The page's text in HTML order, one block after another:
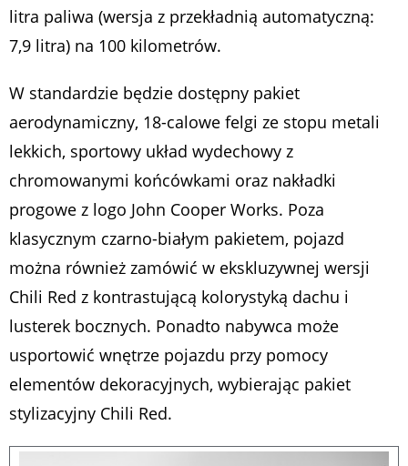
litra paliwa (wersja z przekładnią automatyczną:
7,9 litra) na 100 kilometrów.
W standardzie będzie dostępny pakiet
aerodynamiczny, 18-calowe felgi ze stopu metali
lekkich, sportowy układ wydechowy z
chromowanymi końcówkami oraz nakładki
progowe z logo John Cooper Works. Poza
klasycznym czarno-białym pakietem, pojazd
można również zamówić w ekskluzywnej wersji
Chili Red z kontrastującą kolorystyką dachu i
lusterek bocznych. Ponadto nabywca może
usportowić wnętrze pojazdu przy pomocy
elementów dekoracyjnych, wybierając pakiet
stylizacyjny Chili Red.